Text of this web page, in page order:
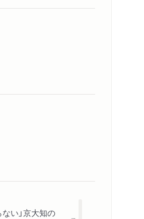
い」京大知の